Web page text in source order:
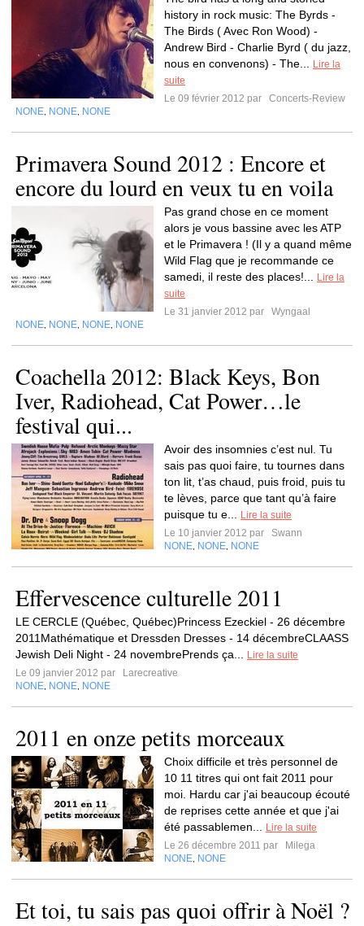
history in rock music: The Byrds -
The Birds ( Avec Ron Wood) -
Andrew Bird - Charlie Byrd ( du jazz,
nous en convenons) - The...
Lire la
suite
Le 09 février 2012 par
Concerts-Review
NONE NONE NONE
Primavera Sound 2012 : Encore et
encore du lourd en veux tu en voila
Pas grand chose en ce moment
alors je vous bassine avec les ATP
et le Primavera ! (Il y a quand même
Wild Flag que je recommande ce
samedi, il reste des places!...
Lire la
suite
Le 31 janvier 2012 par
Wyngaal
NONE NONE NONE NONE
Coachella 2012: Black Keys, Bon
Iver, Radiohead, Cat Power…le
festival qui...
Avoir des insomnies c’est nul. Tu
sais pas quoi faire, tu tournes dans
ton lit, t’as chaud, puis froid, puis tu
te lèves, parce que tant qu’à faire
puisque tu e...
Lire la suite
Le 10 janvier 2012 par
Swann
NONE NONE NONE
Effervescence culturelle 2011
LE CERCLE (Québec, Québec)Princess Ezeckiel - 26 décembre
2011Mathématique et Dressden Dresses - 14 décembreCLAASS
Jewish Deli Night - 24 novembrePrends ça...
Lire la suite
Le 09 janvier 2012 par
Larecreative
NONE NONE NONE
2011 en onze petits morceaux
Choix difficile et très personnel de
10 11 titres qui ont fait 2011 pour
moi. Hardu car j'ai beaucoup écouté
de reprises cette année et que j'ai
été passablemen...
Lire la suite
Le 26 décembre 2011 par
Milega
NONE NONE
Et toi, tu sais pas quoi offrir à Noël ?